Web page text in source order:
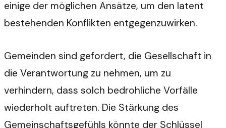
einige der möglichen Ansätze, um den latent
bestehenden Konflikten entgegenzuwirken.
Gemeinden sind gefordert, die Gesellschaft in
die Verantwortung zu nehmen, um zu
verhindern, dass solch bedrohliche Vorfälle
wiederholt auftreten. Die Stärkung des
Gemeinschaftsgefühls könnte der Schlüssel